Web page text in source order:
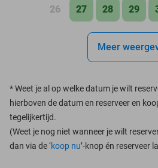
26 27 28 29
Meer
*Weet je al op welke datum je wilt
hierboven de datum en reserveer en
tegelijkertijd.
(Weet je nog niet wanneer je wilt
dan via de ‘koop nu’-knop én reserveer